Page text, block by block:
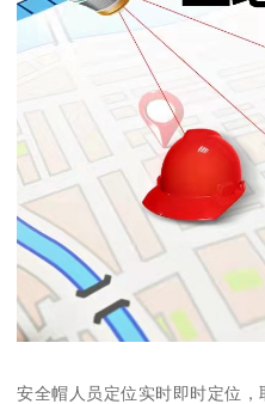
安全帽人员定位实时即时定位